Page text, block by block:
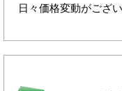
日々価格変動がござ